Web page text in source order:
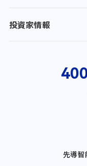
投資家情報
先導智